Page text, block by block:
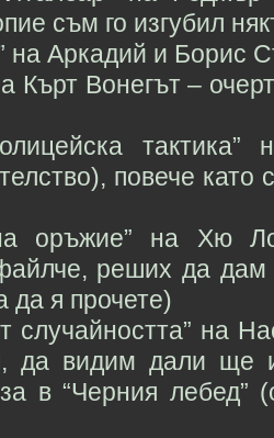
съм го изгубил
на Аркадий и Борис
Кърт Вонегът –
повече като
на оръжие” на Хю
реших да дам
да я прочете)
случайността” на
да видим дали ще
в “Черния лебед”